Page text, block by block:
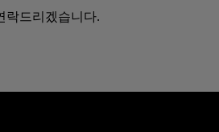
락드리겠습니다.